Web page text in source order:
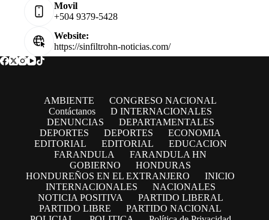
Movil
+504 9379-5428
Website:
https://sinfiltrohn-noticias.com/
AMBIENTE
CONGRESO NACIONAL
Contáctanos
D INTERNACIONALES
DENUNCIAS
DEPARTAMENTALES
DEPORTES
DEPORTES
ECONOMIA
EDITORIAL
EDITORIAL
EDUCACION
FARANDULA
FARANDULA HN
GOBIERNO
HONDURAS
HONDUREÑOS EN EL EXTRANJERO
INICIO
INTERNACIONALES
NACIONALES
NOTICIA POSITIVA
PARTIDO LIBERAL
PARTIDO LIBRE
PARTIDO NACIONAL